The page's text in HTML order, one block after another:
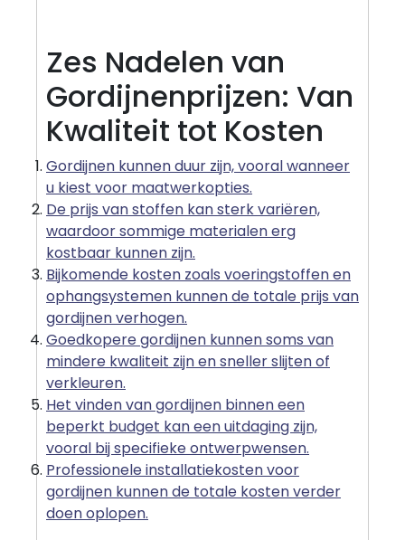
Zes Nadelen van
Gordijnenprijzen: Van
Kwaliteit tot Kosten
Gordijnen kunnen duur zijn, vooral wanneer
u kiest voor maatwerkopties.
De prijs van stoffen kan sterk variëren,
waardoor sommige materialen erg
kostbaar kunnen zijn.
Bijkomende kosten zoals voeringstoffen en
ophangsystemen kunnen de totale prijs van
gordijnen verhogen.
Goedkopere gordijnen kunnen soms van
mindere kwaliteit zijn en sneller slijten of
verkleuren.
Het vinden van gordijnen binnen een
beperkt budget kan een uitdaging zijn,
vooral bij specifieke ontwerpwensen.
Professionele installatiekosten voor
gordijnen kunnen de totale kosten verder
doen oplopen.